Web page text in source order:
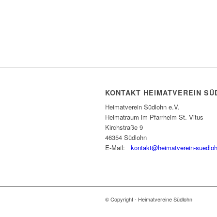
KONTAKT HEIMATVEREIN
Heimatverein Südlohn e.V.
Heimatraum im Pfarrheim St. Vitus
Kirchstraße 9
46354 Südlohn
E-Mail: kontakt@heimatverein-
© Copyright - Heimatvereine Südlohn